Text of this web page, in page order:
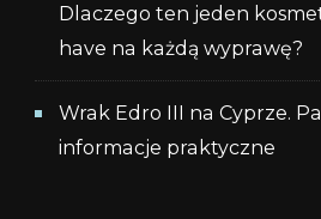
Dlaczego ten jeden
have na każdą wyprawę?
Wrak Edro III na Cyprze.
informacje praktyczne